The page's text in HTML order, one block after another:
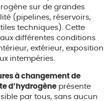
sur de grandes
(pipelines, réservoirs,
techniques). Cette
différentes conditions
extérieur, exposition
intempéries.
à changement de
d’hydrogène présente
par tous, sans aucun